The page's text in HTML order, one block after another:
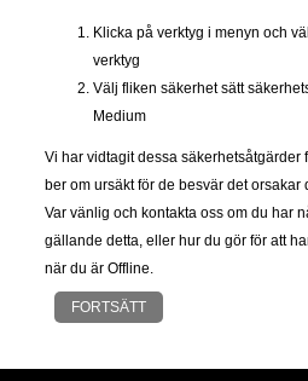
Klicka på verktyg i menyn och
verktyg
Välj fliken säkerhet sätt
Medium
Vi har vidtagit dessa säkerhetsåtgärder
ber om ursäkt för de besvär det orsakar
Var vänlig och kontakta oss om du har
gällande detta, eller hur du gör för att
när du är Offline.
FORTSÄTT